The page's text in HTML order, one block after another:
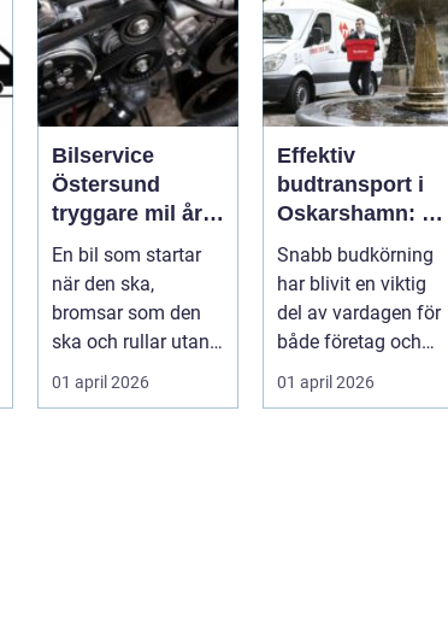
Bilservice
Östersund
tryggare mil året
runt
En bil som startar
när den ska,
bromsar som den
ska och rullar utan
konstiga ljud är
ingen självklar...
01 april 2026
Effektiv
budtransport i
Oskarshamn: Så
väljer företag
och
privatpersoner
rätt lösning
Snabb budkörning
har blivit en viktig
del av vardagen för
både företag och
01 april 2026